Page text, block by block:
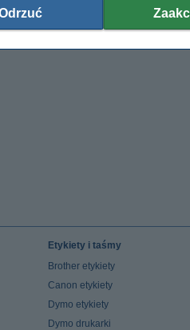
Etykiety i taśmy
Brother etykiety
Canon etykiety
Dymo etykiety
Dymo drukarki